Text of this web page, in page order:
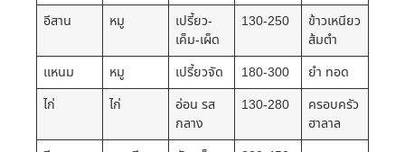
อีสาน
หมู
เปรี้ยว-
เค็ม-เผ็ด
130-250
ข้าวเหนียว
ส้มตำ
แหนม
หมู เปรี้ยวจัด 180-300
ยำ ทอด
ไก่
ไก่
อ่อน รส
กลาง
130-280
ครอบครัว
ฮาลาล